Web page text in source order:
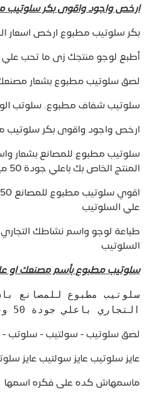
ارخص واجود واقوى بكر
بكر سلوتيب مطبوع ارخص اسعار
أطبع لوجو منتجك زى ما تحب
لصق سلوتيب مطبوع بشعار
سلوتيب شفاف مطبوع. سلوتب
ارخص واجود واقوى بكر
سلوتيب مطبوع للمصانع بشعار
المنتج الخاص بك باعلي جودة 50 ميكرون
علي السلوتيب
طباعة لوجو واسم نشاطك التجاري
السلوتيب
سلوتيب مطبوع بأسم مصنعك او
سلوتيب مطبوع للمصانع
التجاري باعلي جودة 50 و45 و43 ميكرون
لصق سلوتيب - سولتيب - سلوتب -
عايز سلوتيب عايز سولتيب عايز
ماسمهاش كده على فكره اسمها